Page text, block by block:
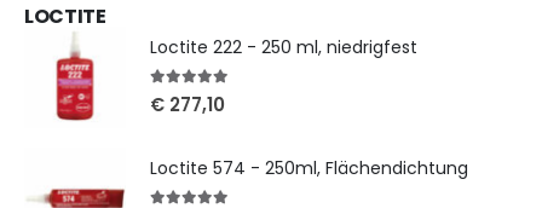
LOCTITE
Loctite 222 - 250 ml, niedrigfest
5out of 5
€ 277,10
Loctite 574 - 250ml, Flächendichtung